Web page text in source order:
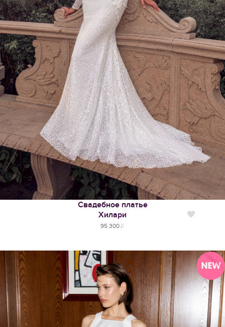
Свадебное платье
Хилари
95 300